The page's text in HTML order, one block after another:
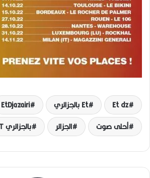
Et dz Et بالجزائري EtDjazairi
أحلى صوت
الجزائر بالجزائري ET